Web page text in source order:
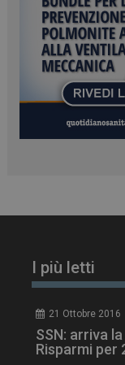
I più letti
21 Ottobre 2016
SSN: arriva
Risparmi per